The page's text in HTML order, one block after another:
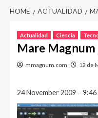
HOME ACTUALIDAD
Actualidad Ciencia
Mare Magnum
mmagnum.com 12 de
24 November 2009 –